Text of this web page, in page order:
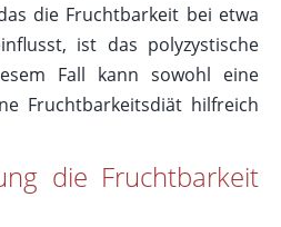
die Fruchtbarkeit bei etwa
ist das polyzystische
Fall kann sowohl eine
Fruchtbarkeitsdiät hilfreich
die Fruchtbarkeit